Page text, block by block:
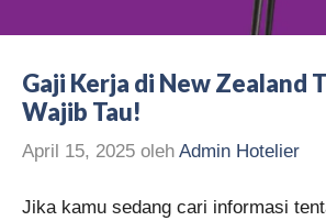
Gaji Kerja di New Zealand
Wajib Tau!
April 15, 2025 oleh Admin Hotelier
Jika kamu sedang cari informasi